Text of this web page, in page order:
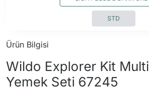
STD
Ürün Bilgisi
Wildo Explorer Kit
Yemek Seti 67245